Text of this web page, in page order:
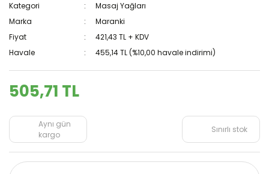
Kategori
Masaj Yağları
Marka
Maranki
Fiyat
421,43 TL + KDV
Havale
455,14 TL (%10,00 havale indirimi)
505,71 TL
Aynı gün
kargo
Sınırlı stok